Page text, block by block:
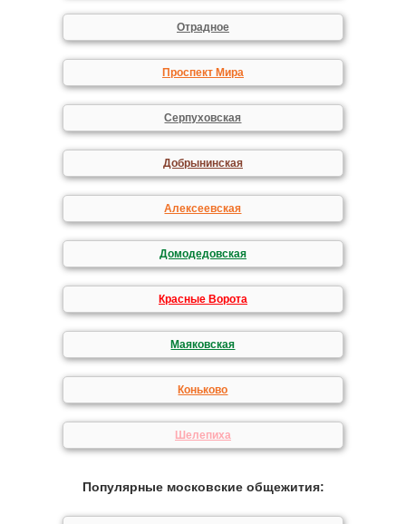
Отрадное
Проспект Мира
Серпуховская
Добрынинская
Алексеевская
Домодедовская
Красные Ворота
Маяковская
Коньково
Шелепиха
Популярные московские общежития: